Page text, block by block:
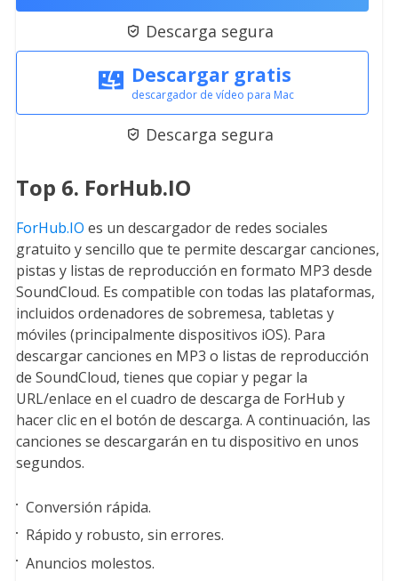
 Descarga segura
Descargar gratis
descargador de vídeo para Mac
 Descarga segura
Top 6. ForHub.IO
ForHub.IO es un descargador de redes sociales
gratuito y sencillo que te permite descargar canciones,
pistas y listas de reproducción en formato MP3 desde
SoundCloud. Es compatible con todas las plataformas,
incluidos ordenadores de sobremesa, tabletas y
móviles (principalmente dispositivos iOS). Para
descargar canciones en MP3 o listas de reproducción
de SoundCloud, tienes que copiar y pegar la
URL/enlace en el cuadro de descarga de ForHub y
hacer clic en el botón de descarga. A continuación, las
canciones se descargarán en tu dispositivo en unos
segundos.
Conversión rápida.
Rápido y robusto, sin errores.
Anuncios molestos.